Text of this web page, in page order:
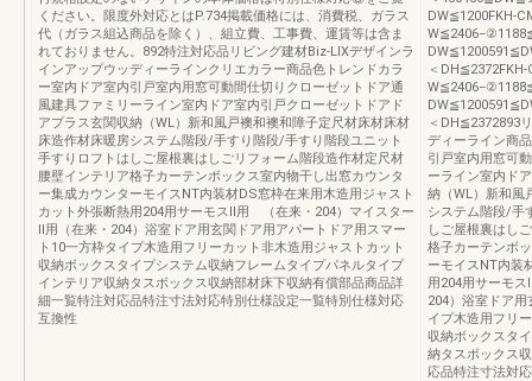
ください。限度外対応とはP.734掲載価格には、消費税、ガラス
代（ガラス組込商品を除く）、組立費、工事費、運賃等は含ま
れておりません。892特注対応品リビング建材Biz-LIXデザインラ
インアップウッディーラインクリエカラー商品色トレンドカラ
ー室内ドア室内引戸室内用窓可動間仕切りクローゼットドア通
風建具ファミリーライン室内ドア室内引戸クローゼットドアド
アプラス玄関収納（WL）新和風戸襖和襖和障子定尺材床材床材
床造作材床暖房システム階段/手すり階段/手すり階段ユニット
手すりロフトはしご屋根裏はしごリフォーム階段造作材定尺材
腰壁インテリア格子カーテンボックス室内物干し出窓カウンタ
ー集成カウンターモイスNT内装材DS窓枠在来用木造用ジャスト
カット外張断熱用204用サーモスⅡ用 （在来・204）マイスター
Ⅱ用（在来・204）浴室ドア用玄関ドア用アパートドア用スマー
ト10一方枠タイプ木造用フリーカット非木造用ジャストカット
収納ボックスタイプシステム収納フレームタイプパネルタイプ
インテリア収納タスボックス収納部材床下収納有償部品商品詳
細一覧特注対応品特注寸法対応特別仕様設定一覧特別仕様対応
互換性
DW≦1200FKH-
＜
＜DH≦2372893
ディーライン商
引戸室内用窓可
ーライン室内ド
納（WL）新和風
システム階段/手
しご屋根裏はし
格子カーテンボ
ーモイスNT内装
用204用サーモ
204）浴室ドア
イプ木造用フリ
収納ボックスタ
納タスボックス
応品特注寸法対